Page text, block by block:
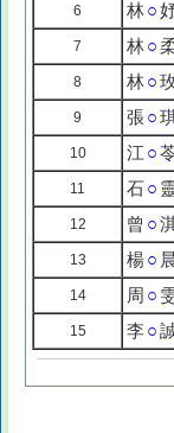
6 林○
7 林○
8 林○
9 張○
10 江 ○
11 石○
12 曾 ○
13 楊○
14 周 ○
15 李○